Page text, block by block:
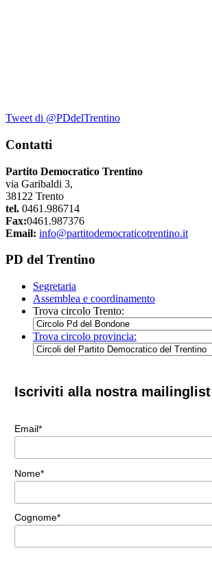
Tweet di @PDdelTrentino
Contatti
Partito Democratico Trentino
via Garibaldi 3,
38122 Trento
tel. 0461.986714
Fax:0461.987376
Email: info@partitodemocraticotrentino.it
PD del Trentino
Segretaria
Assemblea e coordinamento
Trova circolo Trento:
Trova circolo provincia:
Iscriviti alla nostra mailinglist
Email*
Nome*
Cognome*